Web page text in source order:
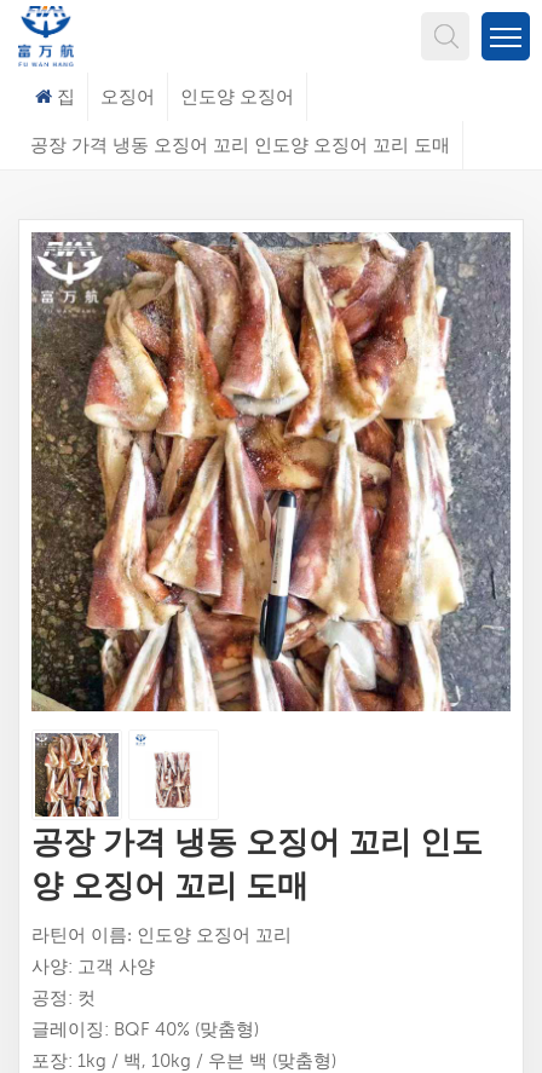
집 오징어 인도양 오징어
공장 가격 냉동 오징어 꼬리 인도양 오징어 꼬리 도매
공장 가격 냉동 오징어 꼬리 인도
양 오징어 꼬리 도매
라틴어 이름: 인도양 오징어 꼬리
사양: 고객 사양
공정: 컷
글레이징: BQF 40% (맞춤형)
포장: 1kg / 백, 10kg / 우븐 백 (맞춤형)